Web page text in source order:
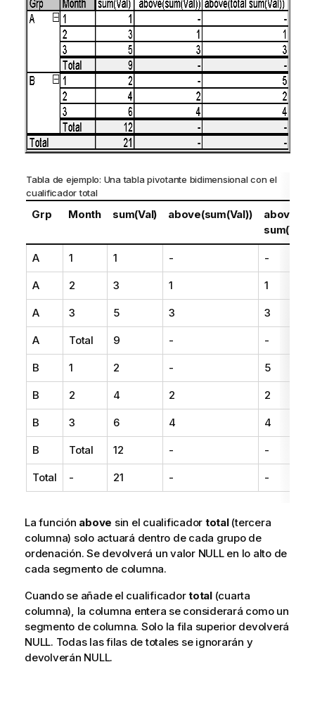
Tabla de ejemplo: Una tabla pivotante bidimensional con el
cualificadortotal
Grp Month sum(Val) above(sum(Val))
sum(Val))
A 1 1 - -
A 2 3 1 1
A 3 5 3 3
A Total 9 - -
B 1 2 - 5
B 2 4 2 2
B 3 6 4 4
B Total 12 - -
Total - 21 - -
La función above sin el cualificador total(tercera
columna) solo actuará dentro de cada grupo de
ordenación. Se devolverá un valor NULL en lo alto de
cada segmento de columna.
Cuando se añade el cualificadortotal(cuarta
columna), la columna entera se considerará como un
segmento de columna. Solo la fila superior devolverá
NULL. Todas las filas de totales se ignorarán y
devolverán NULL.